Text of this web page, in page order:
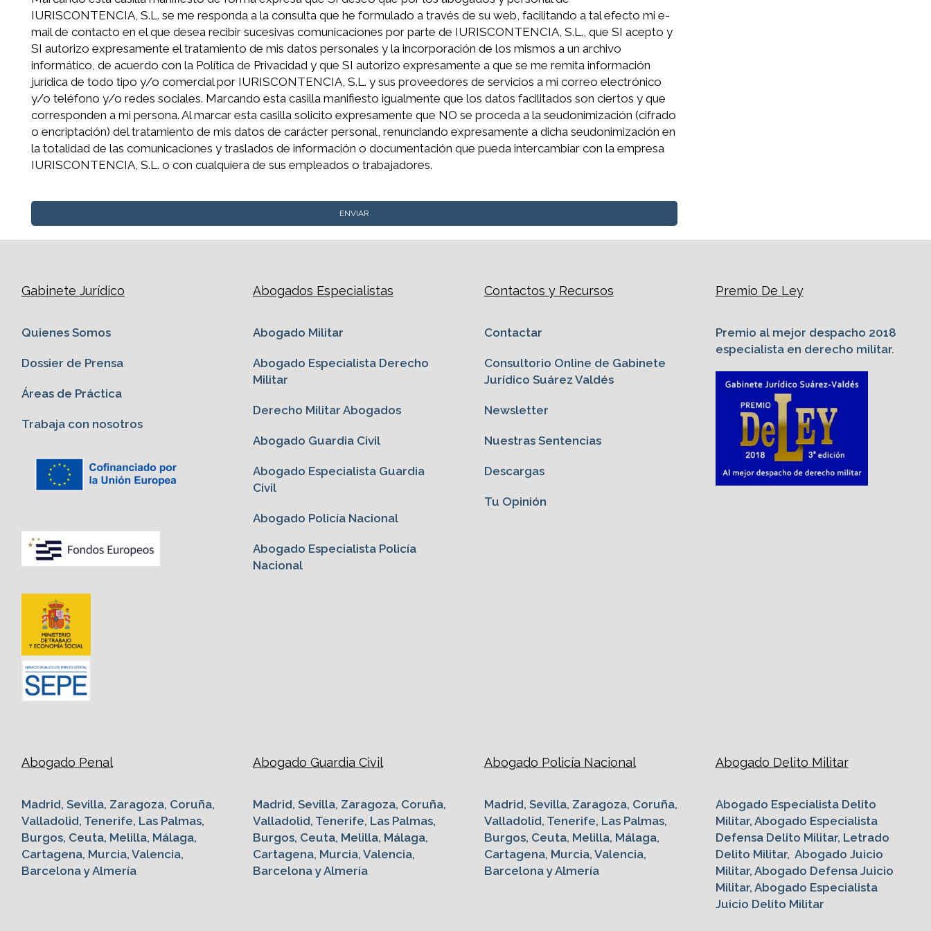
IURISCONTENCIA, S.L. se me responda a la consulta que he formulado a través de su web, facilitando a tal efecto mi e-
mail de contacto en el que desea recibir sucesivas comunicaciones por parte de IURISCONTENCIA, S.L., que SI acepto y
SI autorizo expresamente el tratamiento de mis datos personales y la incorporación de los mismos a un archivo
informático, de acuerdo con la Política de Privacidad y que SI autorizo expresamente a que se me remita información
jurídica de todo tipo y/o comercial por IURISCONTENCIA, S.L. y sus proveedores de servicios a mi correo electrónico
y/o teléfono y/o redes sociales. Marcando esta casilla manifiesto igualmente que los datos facilitados son ciertos y que
corresponden a mi persona. Al marcar esta casilla solicito expresamente que NO se proceda a la seudonimización (cifrado
o encriptación) del tratamiento de mis datos de carácter personal, renunciando expresamente a dicha seudonimización en
la totalidad de las comunicaciones y traslados de información o documentación que pueda intercambiar con la empresa
IURISCONTENCIA, S.L. o con cualquiera de sus empleados o trabajadores.
Gabinete Jurídico
Quienes Somos
Dossier de Prensa
Áreas de Práctica
Trabaja con nosotros
Abogados Especialistas
Abogado Militar
Abogado Especialista Derecho
Militar
Derecho Militar Abogados
Abogado Guardia Civil
Abogado Especialista Guardia
Civil
Abogado Policía Nacional
Abogado Especialista Policía
Nacional
Contactos y Recursos
Contactar
Consultorio Online de Gabinete
Jurídico Suárez Valdés
Newsletter
Nuestras Sentencias
Descargas
Tu Opinión
Premio De Ley
Premio al mejor despacho 2018
especialista en derecho militar.
Abogado Penal
Madrid, Sevilla, Zaragoza, Coruña,
Valladolid, Tenerife, Las Palmas,
Burgos, Ceuta, Melilla, Málaga,
Cartagena, Murcia, Valencia,
Barcelona y Almería
Abogado Guardia Civil
Madrid, Sevilla, Zaragoza, Coruña,
Valladolid, Tenerife, Las Palmas,
Burgos, Ceuta, Melilla, Málaga,
Cartagena, Murcia, Valencia,
Barcelona y Almería
Abogado Policía Nacional
Madrid, Sevilla, Zaragoza, Coruña,
Valladolid, Tenerife, Las Palmas,
Burgos, Ceuta, Melilla, Málaga,
Cartagena, Murcia, Valencia,
Barcelona y Almería
Abogado Delito Militar
Abogado Especialista Delito
Militar, Abogado Especialista
Defensa Delito Militar, Letrado
Delito Militar, Abogado Juicio
Militar, Abogado Defensa Juicio
Militar, Abogado Especialista
Juicio Delito Militar